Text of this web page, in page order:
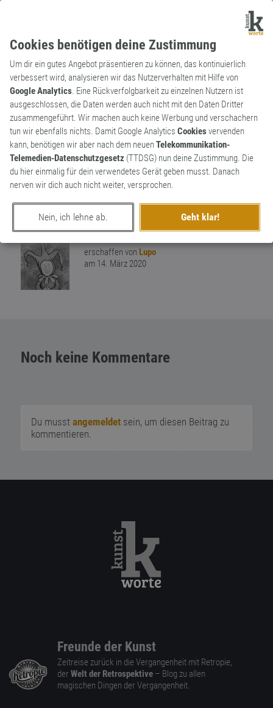
Cookies benötigen deine Zustimmung
Um dir ein gutes Angebot präsentieren zu können, das kontinuierlich
verbessert wird, analysieren wir das Nutzerverhalten mit Hilfe von
Google Analytics. Eine Rückverfolgbarkeit zu einzelnen Nutzern ist
ausgeschlossen, die Daten werden auch nicht mit den Daten Dritter
zusammengeführt. Wir machen auch keine Werbung und verschachern
tun wir ebenfalls nichts. Damit Google Analytics Cookiesvervenden
kann, benötigen wir aber nach dem neuenTelekommunikation-
Telemedien-Datenschutzgesetz (TTDSG) nun deine Zustimmung. Die
du hier einmalig für dein verwendetes Gerät geben musst. Danach
nerven wir dich auch nicht weiter, versprochen.
Nein, ich lehne ab. Geht klar!
Archaismus
Verb
wappnen
gegen Vorwürfe,Gefahren vorbereitet
sein.Sich auf etwas
(kommendes)einrichten "Die Scheunen
kommenden Winter gewappnet"
erschaffen von Lupo
am 14. März 2020
Noch keine Kommentare
Du musst angemeldetsein, um diesen Beitrag zu
kommentieren.
Freunde der Kunst
Zeitreise zurück in die Vergangenheit mit Retropie,
der Welt der Retrospektive – Blog zu allen
magischen Dingen der Vergangenheit.